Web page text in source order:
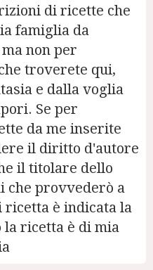
di ricette che
famiglia da
non per
troverete qui,
e dalla voglia
Se per
da me inserite
il diritto d'autore
il titolare dello
che provvederò a
è indicata la
la ricetta è di mia